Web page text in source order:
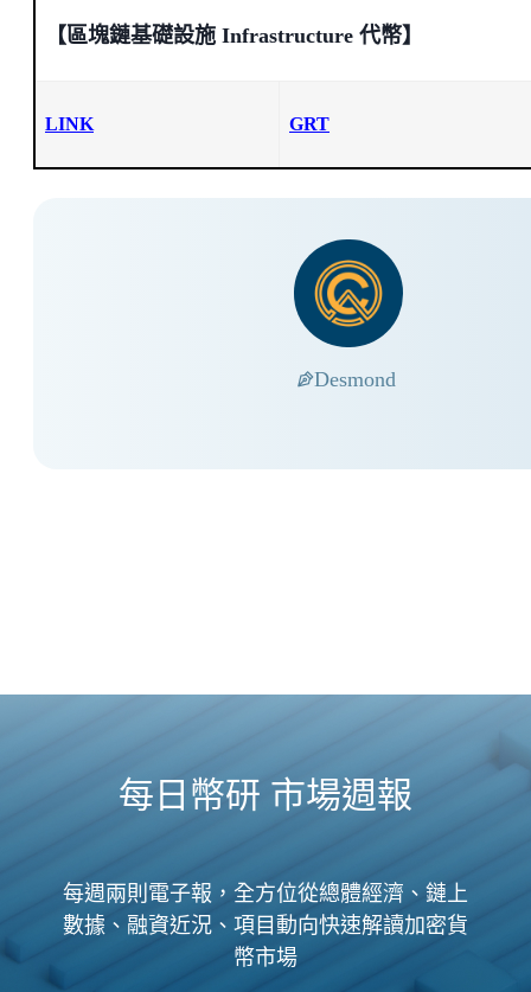
【區塊鏈基礎設施 Infrastructure 代幣】
LINK GRT
Desmond
每日幣研 市場週報
每週兩則電子報，全方位從總體經濟、鏈上
數據、融資近況、項目動向快速解讀加密貨
幣市場